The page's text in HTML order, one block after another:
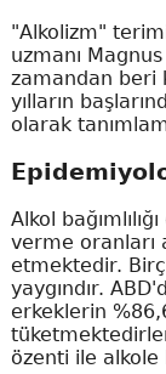
"Alkolizm"
uzmanı
zamandan beri
yılların
olarak
Alkol
verme oranları
etmektedir.
yaygındır.
erkeklerin
özenti ile alkole